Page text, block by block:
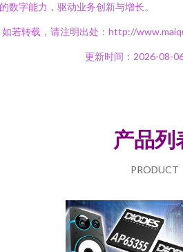
数字能力，驱动业务创新与增长。
如若转载，请注明出处：http://
更新时间：2026-08-
产品列
PRODUCT